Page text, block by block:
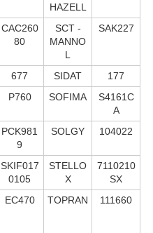
HAZELL
CAC260
80
SCT -
MANNO
L
SAK227
677 SIDAT
177
P760 SOFIMA
S4161C
A
PCK981
9
SOLGY 104022
SKIF017
0105
STELLO
X
7110210
SX
EC470 TOPRAN 111660